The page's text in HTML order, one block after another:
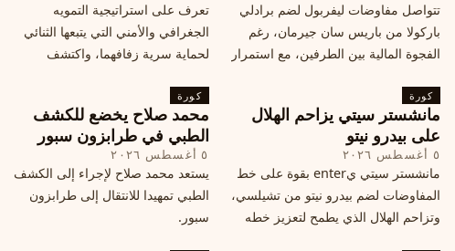
تتواصل مفاوضات ليفربول لضم برادلي
باركولا من باريس سان جيرمان، رغم
الفجوة المالية بين الطرفين، مع استمرار
إغلاق سوق الانتقالات
تعرف على استراتيجية التمويه
الجغرافي والأمني التي يتبعها الثنائي
لحماية سرية زفافهما، واكتشف
في البرتغال، واعرف ما هي الخطوات
القادمة في هذا الحدث العالمي
كورة
مانشستر سيتي يزاحم الهلال
على بيدرو نيتو
٥ أغسطس ٢٠٢٦
مانشستر سيتي يenter بقوة على خط
المفاوضات لضم بيدرو نيتو من تشيلسي،
وتزاحم الهلال الذي يطمح لتعزيز خطه
كورة
محمد صلاح يخضع للكشف
الطبي في طرابزون سبور
٥ أغسطس ٢٠٢٦
يستعد محمد صلاح لإجراء إلى الكشف
الطبي تمهيدا للانتقال إلى طرابزون
سبور.